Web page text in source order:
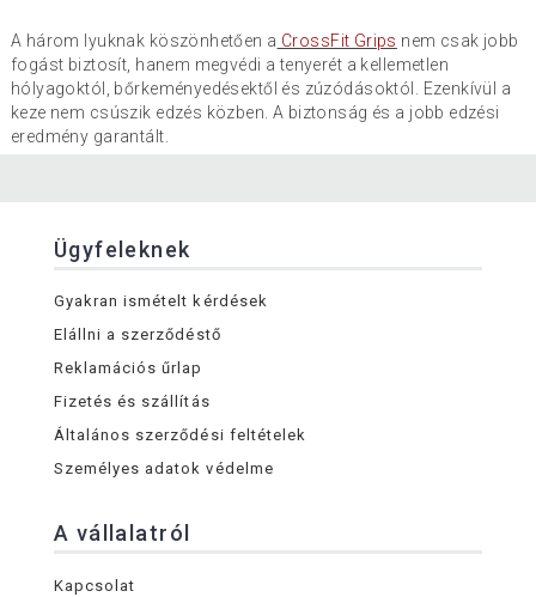
A három lyuknak köszönhetően a CrossFit Grips nem csak jobb
fogást biztosít, hanem megvédi a tenyerét a kellemetlen
hólyagoktól, bőrkeményedésektől és zúzódásoktól. Ezenkívül a
keze nem csúszik edzés közben. A biztonság és a jobb edzési
eredmény garantált.
Ügyfeleknek
Gyakran ismételt kérdések
Elállni a szerződéstő
Reklamációs űrlap
Fizetés és szállítás
Általános szerződési feltételek
Személyes adatok védelme
A vállalatról
Kapcsolat